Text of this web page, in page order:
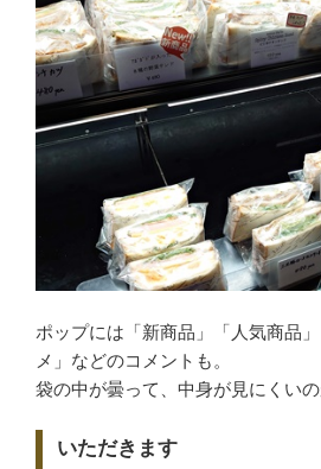
ポップには「新商品」「人気商品
メ」などのコメントも。
袋の中が曇って、中身が見にくい
いただきます